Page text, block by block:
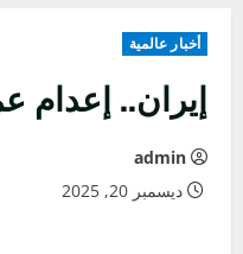
أخبار عالمية
إيران.. إعدام
admin
ديسمبر 20, 2025